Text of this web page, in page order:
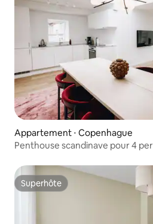
Appartement ⋅ Copenhague
Penthouse scandinave pour 4
Superhôte
Superhôte